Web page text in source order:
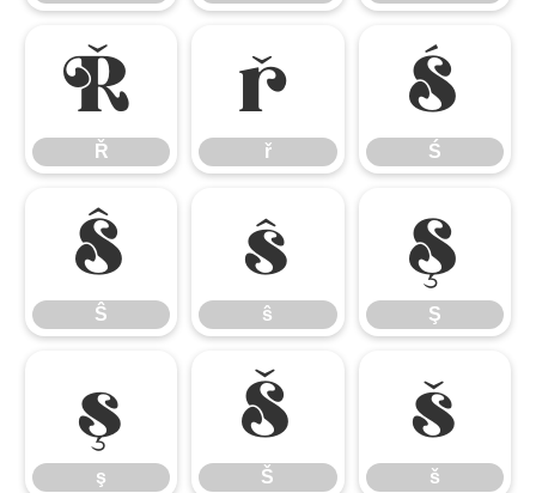
Ř
Ř
ř
ř
Ś
Ś
Ŝ
Ŝ
ŝ
ŝ
Ş
Ş
ş
ş
Š
Š
š
š